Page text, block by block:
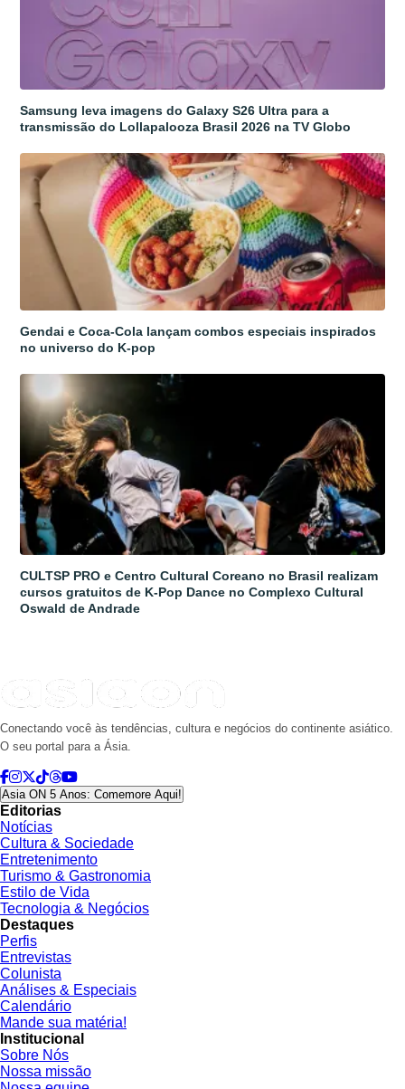
Samsung leva imagens do Galaxy S26 Ultra para a
transmissão do Lollapalooza Brasil 2026 na TV Globo
Gendai e Coca-Cola lançam combos especiais inspirados
no universo do K-pop
CULTSP PRO e Centro Cultural Coreano no Brasil realizam
cursos gratuitos de K-Pop Dance no Complexo Cultural
Oswald de Andrade
Conectando você às tendências, cultura e negócios do continente asiático.
O seu portal para a Ásia.
Asia ON 5 Anos: Comemore Aqui!
Editorias
Notícias
Cultura & Sociedade
Entretenimento
Turismo & Gastronomia
Estilo de Vida
Tecnologia & Negócios
Destaques
Perfis
Entrevistas
Colunista
Análises & Especiais
Calendário
Mande sua matéria!
Institucional
Sobre Nós
Nossa missão